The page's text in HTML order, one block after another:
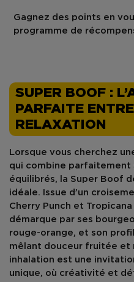
Gagnez des points en
programme de
SUPER BOOF :
PARFAITE
RELAXATION
Lorsque vous cherchez
qui combine
équilibrés, la Super Boof
idéale. Issue d’un
Cherry Punch et
démarque par ses
rouge-orange, et son
mêlant douceur fruitée et
inhalation est une
unique, où créativité et